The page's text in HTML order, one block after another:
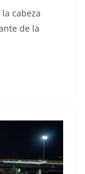
cabeza
de la